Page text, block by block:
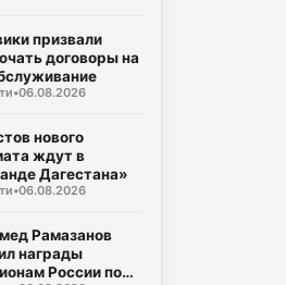
призвали
договоры на
•06.08.2026
нового
ждут в
Дагестана»
•06.08.2026
Рамазанов
награды
России по